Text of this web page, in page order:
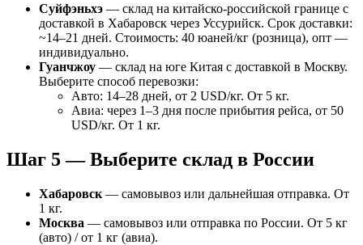
Суйфэньхэ — склад на китайско-российской границе с
доставкой в Хабаровск через Уссурийск. Срок доставки:
~14–21 дней. Стоимость: 40 юаней/кг (розница), опт —
индивидуально.
Гуанчжоу — склад на юге Китая с доставкой в Москву.
Выберите способ перевозки:
Авто: 14–28 дней, от 2 USD/кг. От 5 кг.
Авиа: через 1–3 дня после прибытия рейса, от 50
USD/кг. От 1 кг.
Шаг 5 — Выберите склад в России
Хабаровск — самовывоз или дальнейшая отправка. От
1 кг.
Москва — самовывоз или отправка по России. От 5 кг
(авто) / от 1 кг (авиа).